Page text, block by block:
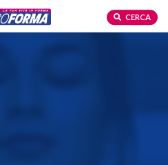
CERCA